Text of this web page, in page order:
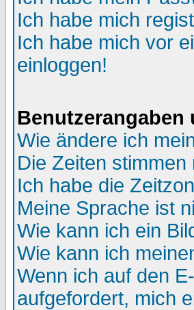
Ich habe mich
Ich habe mich vor
einloggen!
Wie ändere ich
Die Zeiten stimmen
Ich habe die
Meine Sprache ist
Wie kann ich ein
Wie kann ich
Wenn ich auf den
aufgefordert, mich